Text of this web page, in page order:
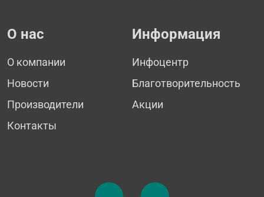
О нас
О компании
Новости
Производители
Контакты
Информация
Инфоцентр
Благотворительность
Акции